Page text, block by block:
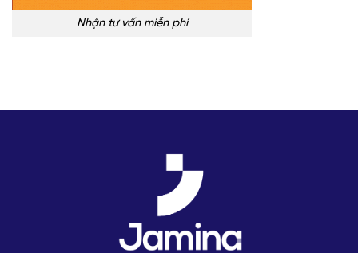
Nhận tư vấn miễn phí